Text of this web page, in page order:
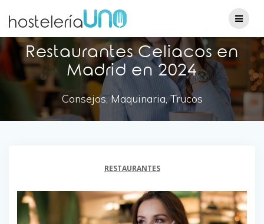
Restaurantes Celiacos en
Madrid en 2024
Consejos, Maquinaria, Trucos
RESTAURANTES